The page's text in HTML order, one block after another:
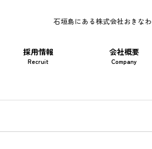
石垣島にある株式会社おきなわ
採用情報
Recruit
会社概要
Company